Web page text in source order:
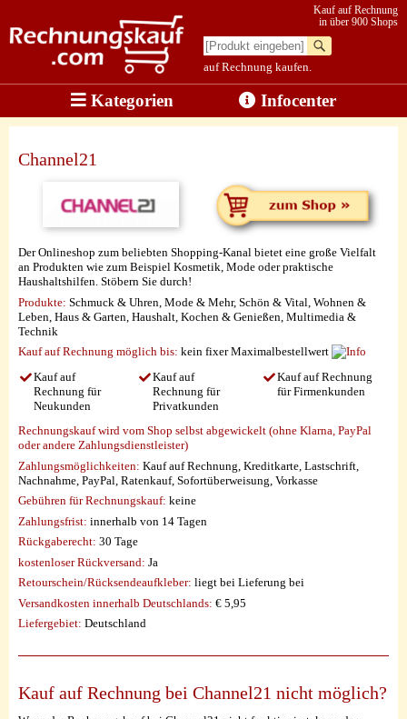
auf Rechnung kaufen.
Kauf auf Rechnung
in über 900 Shops
Kategorien Infocenter
Channel21
Der Onlineshop zum beliebten Shopping-Kanal bietet eine große Vielfalt
an Produkten wie zum Beispiel Kosmetik, Mode oder praktische
Haushaltshilfen. Stöbern Sie durch!
Produkte: Schmuck & Uhren, Mode & Mehr, Schön & Vital, Wohnen &
Leben, Haus & Garten, Haushalt, Kochen & Genießen, Multimedia &
Technik
Kauf auf Rechnung möglich bis: kein fixer Maximalbestellwert
Kauf auf
Rechnung für
Neukunden
Kauf auf
Rechnung für
Privatkunden
Kauf auf Rechnung
für Firmenkunden
Rechnungskauf wird vom Shop selbst abgewickelt (ohne Klarna, PayPal
oder andere Zahlungsdienstleister)
Zahlungsmöglichkeiten: Kauf auf Rechnung, Kreditkarte, Lastschrift,
Nachnahme, PayPal, Ratenkauf, Sofortüberweisung, Vorkasse
Gebühren für Rechnungskauf: keine
Zahlungsfrist: innerhalb von 14 Tagen
Rückgaberecht: 30 Tage
kostenloser Rückversand: Ja
Retourschein/Rücksendeaufkleber: liegt bei Lieferung bei
Versandkosten innerhalb Deutschlands: € 5,95
Liefergebiet: Deutschland
Kauf auf Rechnung bei Channel21 nicht möglich?